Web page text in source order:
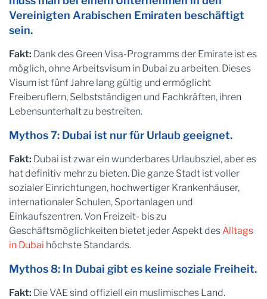
Vereinigten Arabischen Emiraten beschäftigt
sein.
Fakt: Dank des Green Visa-Programms der Emirate ist es
möglich, ohne Arbeitsvisum in Dubai zu arbeiten. Dieses
Visum ist fünf Jahre lang gültig und ermöglicht
Freiberuflern, Selbstständigen und Fachkräften, ihren
Lebensunterhalt zu bestreiten.
Mythos 7: Dubai ist nur für Urlaub geeignet.
Fakt: Dubai ist zwar ein wunderbares Urlaubsziel, aber es
hat definitiv mehr zu bieten. Die ganze Stadt ist voller
sozialer Einrichtungen, hochwertiger Krankenhäuser,
internationaler Schulen, Sportanlagen und
Einkaufszentren. Von Freizeit- bis zu
Geschäftsmöglichkeiten bietet jeder Aspekt desAlltags
in Dubai höchste Standards.
Mythos 8: In Dubai gibt es keine soziale Freiheit.
Fakt: Die VAE sind offiziell ein muslimisches Land.